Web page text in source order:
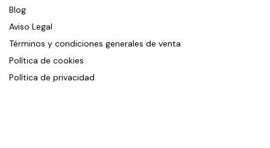
Blog
Aviso Legal
Términos y condiciones generales de venta
Política de cookies
Política de privacidad